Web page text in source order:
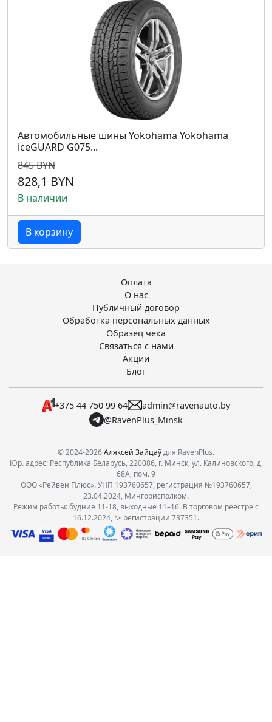
Автомобильные шины Yokohama Yokohama
iceGUARD G075...
845 BYN
828,1 BYN
В наличии
В корзину
Оплата
О нас
Публичный договор
Обработка персональных данных
Образец чека
Связаться с нами
Акции
Блог
+375 44 750 99 64
admin@ravenauto.by
@RavenPlus_Minsk
© 2024-2026Аляксей Зайцаўдля RavenPlus.
Юр. адрес: Республика Беларусь, 220086, г. Минск, ул. Калиновского, д.
68А, пом. 9
ООО «Рейвен Плюс». УНП 193760657, регистрация №193760657,
23.04.2024, Мингорисполком.
Режим работы: будние 11-18, выходные 11–16. В торговом реестре с
16.12.2024, № регистрации 737351.